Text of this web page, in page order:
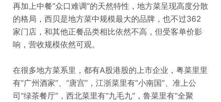
再加上中餐“众口难调”的天然特性，地方菜呈现高度分散
的格局，西贝是地方菜中规模最大的品牌，也不过362
家门店，和其他正餐品类相比依然不高，但受客单价影
响，营收规模依然可观。
在很多地方菜系里，都有A股港股的上市企业，粤菜里里
有“广州酒家”、“唐宫”，江浙菜里有“小南国”、准上公
司“绿茶餐厅”，西北菜里有“九毛九”，鲁菜里有“全聚